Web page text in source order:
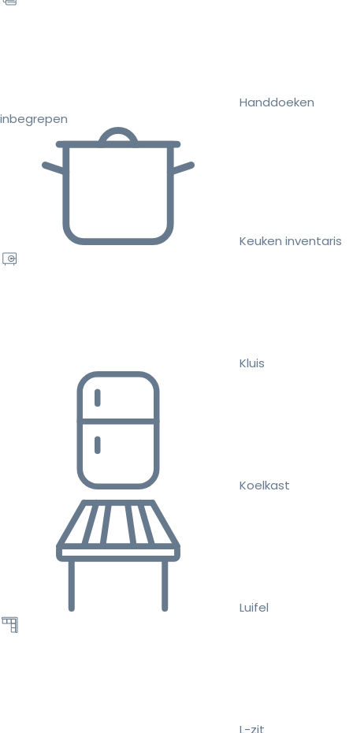
Handdoeken
inbegrepen
Keuken inventaris
Kluis
Koelkast
Luifel
L-zit